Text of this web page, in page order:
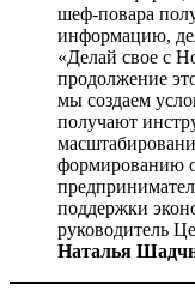
шеф-повара
информацию,
«Делай свое с
продолжение
мы создаем
получают
формированию
поддержки
руководитель
Наталья